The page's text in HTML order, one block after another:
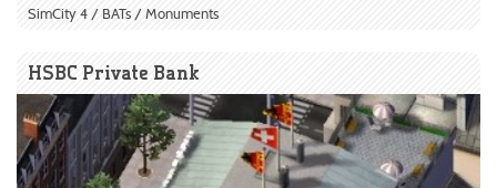
SimCity 4 / BATs / Monuments
HSBC Private Bank